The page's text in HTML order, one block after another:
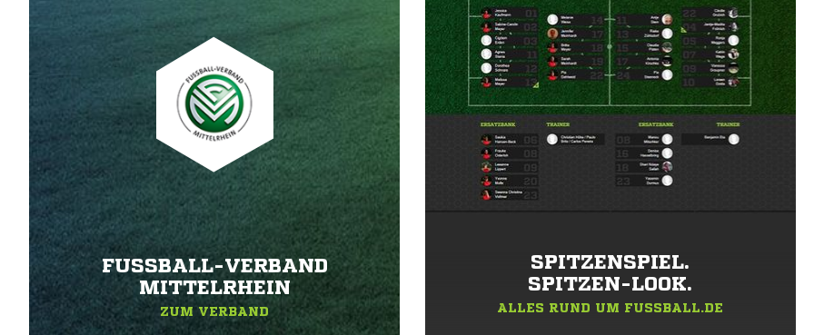
FUSSBALL-VERBAND M
ITTELRHEIN
ZUM VERBAND
SPITZENSPIEL.
SPITZEN-LOOK.
ALLES RUND UM FUSSBALL.DE